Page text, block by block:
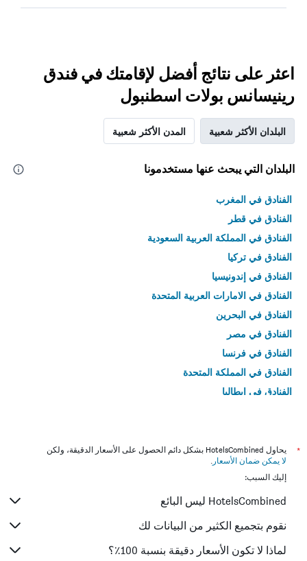
اعثر على نتائج أفضل لإقامتك في فندق
رينيسانس بولات اسطنبول
البلدان الأكثر شعبية المدن الأكثر شعبية
البلدان التي يبحث عنها مستخدمونا
الفنادق في المغرب
الفنادق في قطر
الفنادق في المملكة العربية السعودية
الفنادق في تركيا
الفنادق في إندونيسيا
الفنادق في الامارات العربية المتحدة
الفنادق في البحرين
الفنادق في مصر
الفنادق في فرنسا
الفنادق في المملكة المتحدة
الفنادق في إيطاليا
*
يحاول HotelsCombined بشكل دائم الحصول على الأسعار الدقيقة، ولكن
لا يمكن ضمان الأسعار .
إليك السبب:
HotelsCombined ليس البائع
نقوم بتجميع الكثير من البيانات لك
لماذا لا تكون الأسعار دقيقة بنسبة 100٪؟